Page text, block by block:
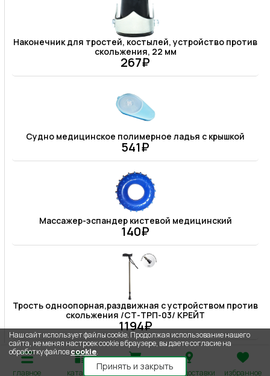
главное каталог корзина адрес доставки избранное
Наконечник для тростей, костылей, устройство против
скольжения, 22 мм
267₽
Судно медицинское полимерное ладья с крышкой
541₽
Массажер-эспандер кистевой медицинский
140₽
Трость одноопорная,раздвижная с устройством против
скольжения /СТ-ТРП-03/ КРЕЙТ
1194₽
Наш сайт использует файлы cookie. Продолжая использование нашего
сайта, не меняя настроек cookie в браузере, вы даете согласие на
обработку файловcookie.
Принять и закрыть